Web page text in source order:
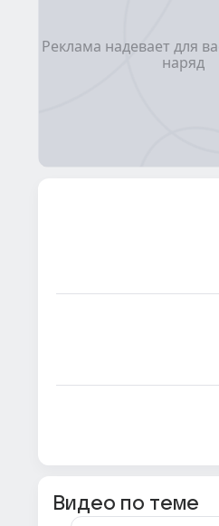
Видео по теме